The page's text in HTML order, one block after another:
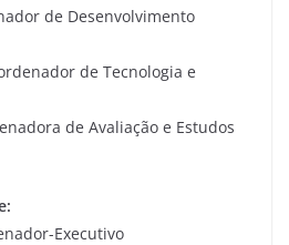
de Desenvolvimento
de Tecnologia e
de Avaliação e Estudos
Executivo